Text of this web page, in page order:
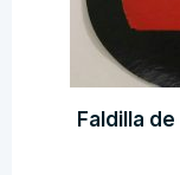
Faldilla